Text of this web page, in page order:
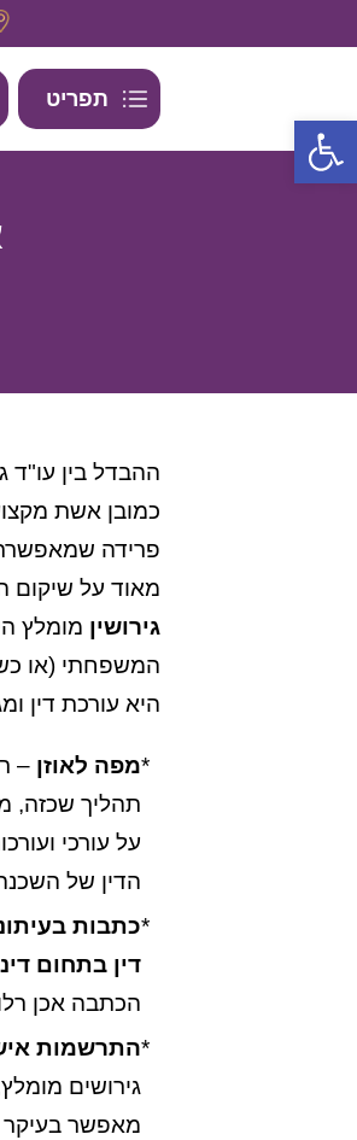
תפריט
ההבדל בין עו"ד
כמובן אשת
פרידה
מאוד על שיקום
גירושין מומלץ
המשפחתי (או
היא עורכת דין
מפה לאוזן –
תהליך שכזה,
על עורכי
הדין של
כתבות
דין בתחום
הכתבה אכן
התרשמות
גירושים
מאפשר בעיקר
פתח סרגל נגישות